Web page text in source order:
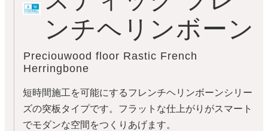
ンチヘリンボーン
Preciouwood floor Rastic French
Herringbone
短時間施工を可能にするフレンチヘリンボーンシリー
ズの突板タイプです。フラットな仕上がりがスマート
でモダンな空間をつくりあげます。